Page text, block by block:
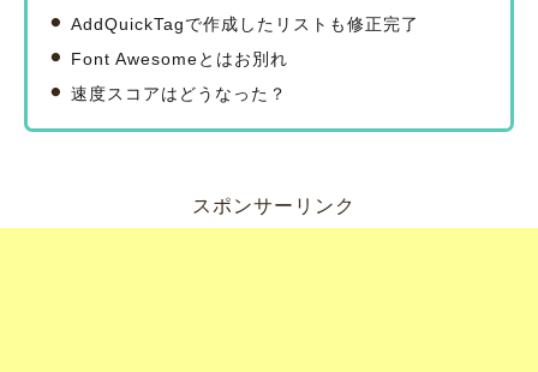
AddQuickTagで作成したリストも修正完了
Font Awesomeとはお別れ
速度スコアはどうなった？
スポンサーリンク